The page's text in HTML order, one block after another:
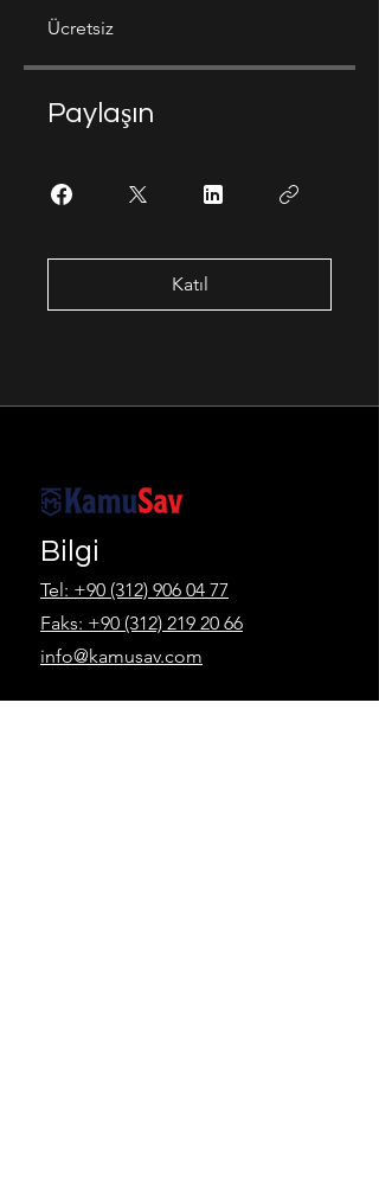
Ücretsiz
Paylaşın
Katıl
Bilgi
Tel: +90 (312) 906 04 77
Faks: +90 (312) 219 20 66
info@kamusav.com